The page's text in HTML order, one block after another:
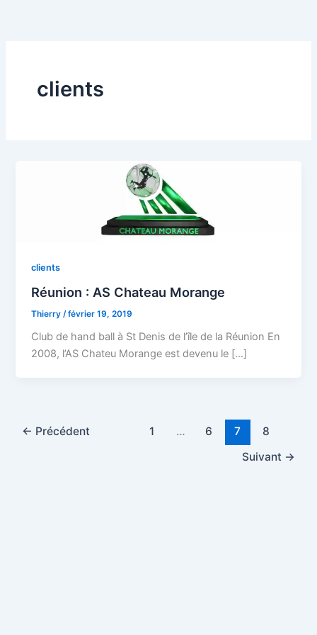
clients
clients
Réunion : AS Chateau Morange
Thierry /février 19, 2019
Club de hand ball à St Denis de l’île de la Réunion En
2008, l’AS Chateu Morange est devenu le […]
← Précédent 1 … 6 7
8
Suivant →